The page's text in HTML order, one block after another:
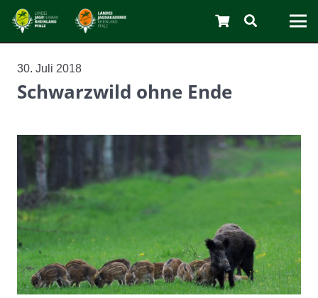
30. Juli 2018
Schwarzwild ohne Ende